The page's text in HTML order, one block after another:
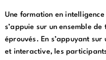
Une formation en
s’appuie sur un ensemble de
éprouvés. En s’appuyant
et interactive, les